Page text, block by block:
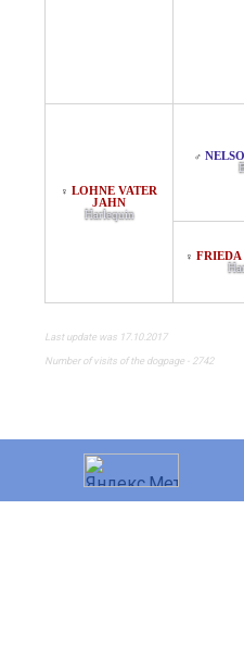
♀ LOHNE VATER
JAHN
Harlequin
♂
♀ FRIEDA
Last update was 17.10.2017
Number of visits of the dogpage - 2742